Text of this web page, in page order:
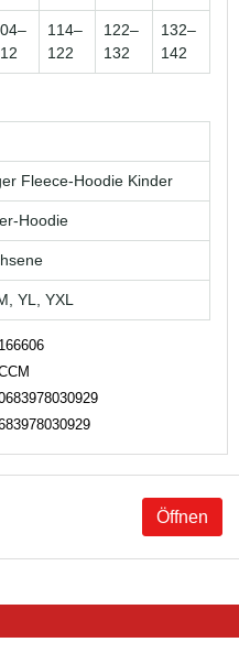
114–
122
122–
132
132–
142
Fleece-Hoodie Kinder
Hoodie
YL, YXL
166606
Öffnen